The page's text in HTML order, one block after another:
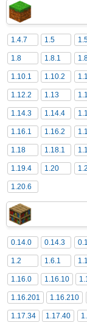
1.4.7 1.5
1.8 1.8.1
1.10.1 1.10.2
1.12.2 1.13
1.14.3 1.14.4
1.16.1 1.16.2
1.18 1.18.1
1.19.4 1.20
1.20.6
0.14.0 0.14.3
1.2 1.6.1
1.16.0 1.16.10
1.16.201 1.16.210
1.17.34 1.17.40